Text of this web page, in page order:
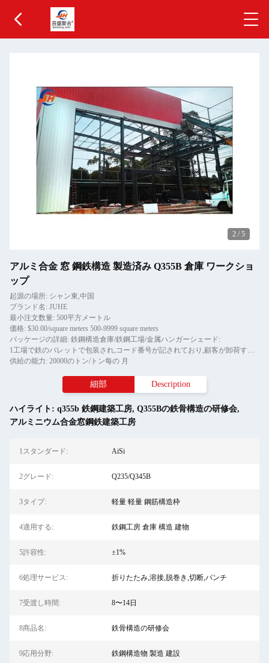
2 / 5
アルミ合金 窓 鋼鉄構造 製造済み Q355B 倉庫 ワークショ
ップ
起源の場所: シャン東,中国
ブランド名: JUHE
最小注文数量: 500平方メートル
価格: $30.00/square meters 500-9999 square meters
パッケージの詳細: 鉄鋼構造倉庫/鉄鋼工場/金属ハンガーシェード:
1工場で鉄のパレットで包装され,コード番号が記されており,顧客が卸荷するのに便利です.小型の鉄構造物は鉄のワイヤーとハウで包装されています.
供給の能力: 20000のトン/トン每の 月
細部 Description
ハイライト: q355b 鉄鋼建築工房, Q355Bの鉄骨構造の研修会,
アルミニウム合金窓鋼鉄建築工房
1スタンダード: AiSi
2グレード: Q235/Q345B
3タイプ: 軽量 軽量 鋼筋構造枠
4適用する: 鉄鋼工房 倉庫 構造 建物
5許容性: ±1%
6処理サービス: 折りたたみ,溶接,脱巻き,切断,パンチ
7受渡し時間: 8〜14日
8商品名: 鉄骨構造の研修会
9応用分野: 鉄鋼構造物 製造 建設